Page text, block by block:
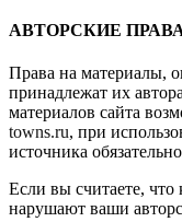
АВТОРСКИЕ
Права на материалы,
принадлежат их
материалов сайта
towns.ru, при
источника
Если вы считаете,
нарушают ваши